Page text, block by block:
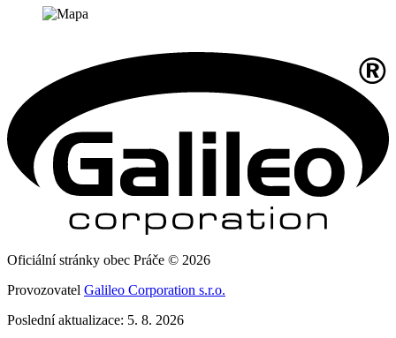
Oficiální stránky obec Práče © 2026
Provozovatel Galileo Corporation s.r.o.
Poslední aktualizace: 5. 8. 2026